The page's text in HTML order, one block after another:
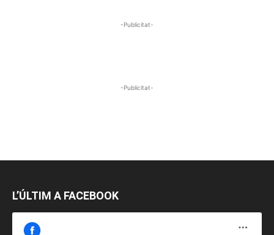
-Publicitat-
-Publicitat-
L’ÚLTIM A FACEBOOK